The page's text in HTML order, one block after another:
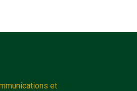
et